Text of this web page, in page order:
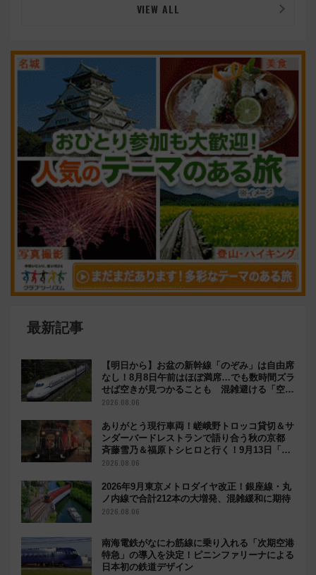
VIEW ALL
最新記事
【明日から】お盆の新幹線「のぞみ」は自由席
なし！8月8日午前はほぼ満席…でも数時間ズラ
せば空きが見つかることも 混雑避ける「空
席」探しのコツ
2026.08.06
ありがとう現行車両！嵯峨野トロッコ貸切＆サ
ンダーバードレストランで語り合う秋の京都
斉藤雪乃＆福原トシヒロと行く！9月13日「京
都の鉄道満喫ツアー」開催
2026.08.06
2026年9月東京メトロダイヤ改正！銀座線・丸
ノ内線で合計212本の大増発、混雑緩和に期待
2026.08.06
南海電鉄がなにわ筋線に乗り入れる「次期空港
特急」の導入を決定！ピニンファリーナによる
日本初の鉄道デザイン